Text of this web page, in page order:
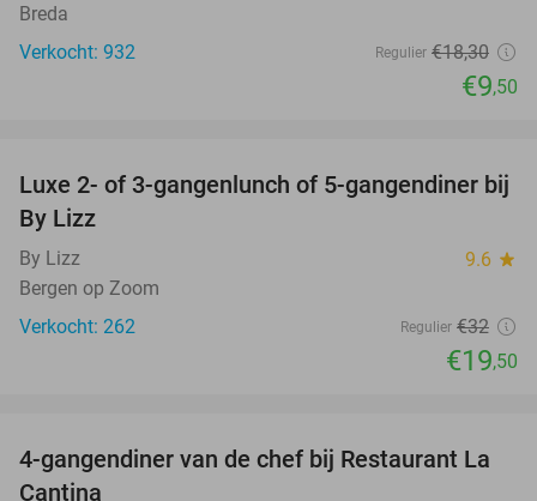
Breda
Verkocht: 932
Regulier €18,30
€9,50
39%
Luxe 2- of 3-gangenlunch of 5-gangendiner bij
By Lizz
By Lizz 9.6 star
Bergen op Zoom
Verkocht: 262
Regulier €32
€19,50
32%
4-gangendiner van de chef bij Restaurant La
Cantina